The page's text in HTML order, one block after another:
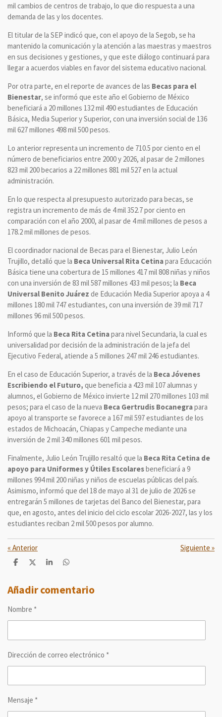
mil cambios de centros de trabajo, lo que dio respuesta a una
demanda de las y los docentes.
El titular de la SEP indicó que, con el apoyo de la Segob, se ha
mantenido la comunicación y la atención a las maestras y maestros
en sus decisiones y gestiones, y que este diálogo continuará para
llegar a acuerdos viables en favor del sistema educativo nacional.
Por otra parte, en el reporte de avances de las Becas para el
Bienestar, se informó que este año el Gobierno de México
beneficiará a 20 millones 132 mil 490 estudiantes de Educación
Básica, Media Superior y Superior, con una inversión social de 136
mil 627 millones 498 mil 500 pesos.
Lo anterior representa un incremento de 710.5 por ciento en el
número de beneficiarios entre 2000 y 2026, al pasar de 2 millones
823 mil 200 becarios a 22 millones 881 mil 527 en la actual
administración.
En lo que respecta al presupuesto autorizado para becas, se
registra un incremento de más de 4 mil 352.7 por ciento en
comparación con el año 2000, al pasar de 4 mil millones de pesos a
178.2 mil millones de pesos.
El coordinador nacional de Becas para el Bienestar, Julio León
Trujillo, detalló que la Beca Universal Rita Cetinapara Educación
Básica tiene una cobertura de 15 millones 417 mil 808 niñas y niños
con una inversión de 83 mil 587 millones 433 mil pesos; la Beca
Universal Benito Juárez de Educación Media Superior apoya a 4
millones 180 mil 747 estudiantes, con una inversión de 39 mil 717
millones 96 mil 500 pesos.
Informó que la Beca Rita Cetinapara nivel Secundaria, la cual es
universalidad por decisión de la administración de la jefa del
Ejecutivo Federal, atiende a 5 millones 247 mil 246 estudiantes.
En el caso de Educación Superior, a través de la Beca Jóvenes
Escribiendo el Futuro, que beneficia a 423 mil 107 alumnas y
alumnos, el Gobierno de México invierte 12 mil 270 millones 103 mil
pesos; para el caso de la nueva Beca Gertrudis Bocanegrapara
apoyo al transporte se favorece a 167 mil 597 estudiantes de los
estados de Michoacán, Chiapas y Campeche mediante una
inversión de 2 mil 340 millones 601 mil pesos.
Finalmente, Julio León Trujillo resaltó que la Beca Rita Cetina de
apoyo para Uniformes y Útiles Escolaresbeneficiará a 9
millones 994 mil 200 niñas y niños de escuelas públicas del país.
Asimismo, informó que del 18 de mayo al 31 de julio de 2026 se
entregarán 5 millones de tarjetas del Banco del Bienestar, para
que, en agosto, antes del inicio del ciclo escolar 2026-2027, las y los
estudiantes reciban 2 mil 500 pesos por alumno.
« Anterior Siguiente »
C
p
a
t
C
p
a
C
p
a
C
p
a
Añadir comentario
Nombre *
Dirección de correo electrónico *
Mensaje *